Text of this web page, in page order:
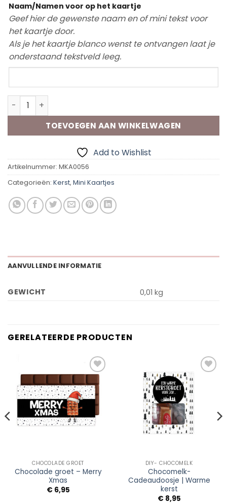
Naam/Namen voor op het kaartje
Geef hier de gewenste naam en of mini tekst voor
het kaartje door.
Als je het kaartje blanco wenst te ontvangen laat je
onderstaand tekstveld leeg.
Mini Wenskaart | Kerstgroetjes aantal
TOEVOEGEN AAN WINKELWAGEN
Add to Wishlist
Artikelnummer: MKA0056
Categorieën: Kerst, Mini Kaartjes
AANVULLENDE INFORMATIE
GEWICHT 0,01 kg
GERELATEERDE PRODUCTEN
Wishlist
CHOCOLADE GROET
Chocolade groet – Merry
Xmas
€6,95
Wishlist
DIY- CHOCOMELK
Chocomelk-
Cadeaudoosje | Warme
kerst
€8,95